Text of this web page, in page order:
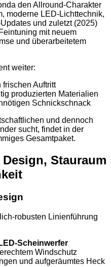
den Allround-Charakter
moderne LED-Lichttechnik,
und zuletzt (2025)
mit neuem
und überarbeitetem
weiter:
Auftritt
produzierten Materialien
Schnickschnack
und dennoch
sucht, findet in der
Gesamtpaket.
Stauraum
robusten Linienführung
LED-Scheinwerfer
Windschutz
und aufgeräumtes Heck